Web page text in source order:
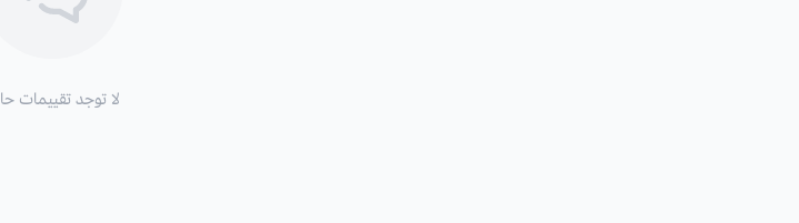
لا توجد تقييمات